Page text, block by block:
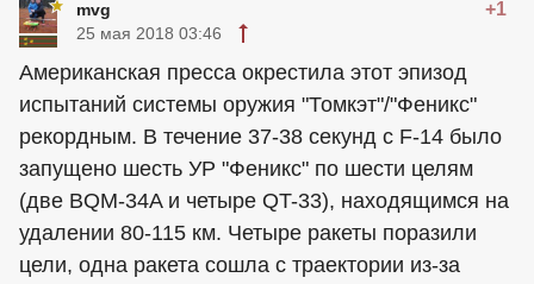
mvg +1
25 мая 2018 03:46
Американская пресса окрестила этот эпизод
испытаний системы оружия "Томкэт"/"Феникс"
рекордным. В течение 37-38 секунд с F-14 было
запущено шесть УР "Феникс" по шести целям
(две BQM-34A и четыре QT-33), находящимся на
удалении 80-115 км. Четыре ракеты поразили
цели, одна ракета сошла с траектории из-за